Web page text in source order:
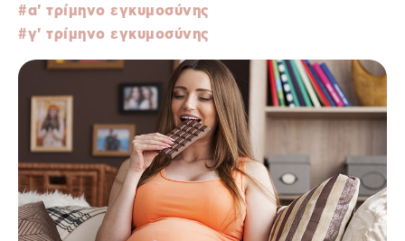
α' τρίμηνο εγκυμοσύνης
γ' τρίμηνο εγκυμοσύνης